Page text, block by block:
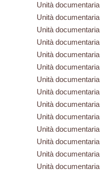
Unità documentaria
Unità documentaria
Unità documentaria
Unità documentaria
Unità documentaria
Unità documentaria
Unità documentaria
Unità documentaria
Unità documentaria
Unità documentaria
Unità documentaria
Unità documentaria
Unità documentaria
Unità documentaria